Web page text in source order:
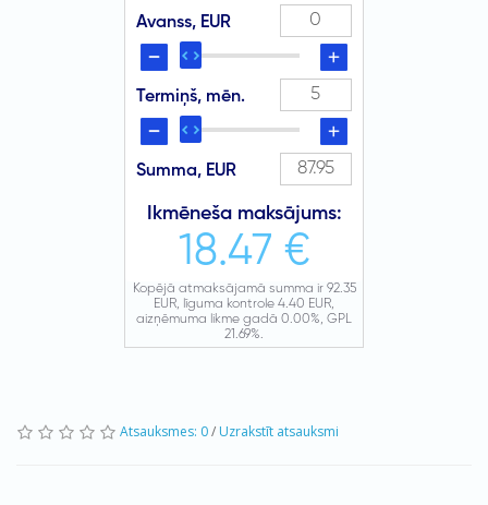
Atsauksmes: 0/ Uzrakstīt atsauksmi